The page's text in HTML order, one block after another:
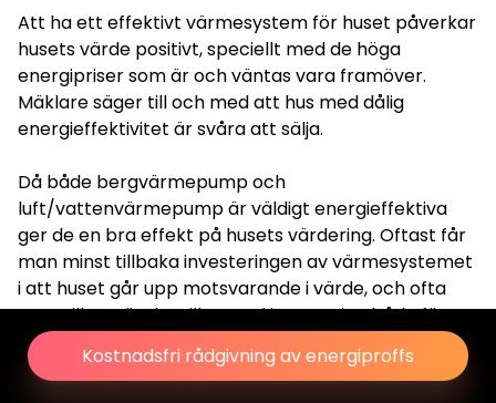
Att ha ett effektivt värmesystem för huset påverkar
husets värde positivt, speciellt med de höga
energipriser som är och väntas vara framöver.
Mäklare säger till och med att hus med dålig
energieffektivitet är svåra att sälja.
Då både bergvärmepump och
luft/vattenvärmepump är väldigt energieffektiva
ger de en bra effekt på husets värdering. Oftast får
man minst tillbaka investeringen av värmesystemet
i att huset går upp motsvarande i värde, och ofta
mer, vilket gör det till en god investering både för
plånboken och miljön.
Kostnadsfri rådgivning av energiproffs